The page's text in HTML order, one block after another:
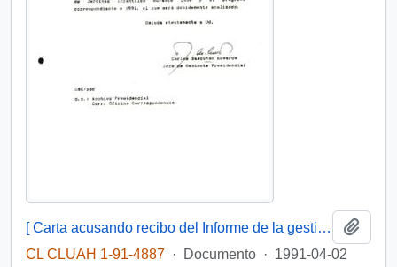
[ Carta acusando recibo del Informe de la gestión realizada por la Junta de Jardines Infantiles durante 1990 y el programa correspondiente a 1991]
CL CLUAH 1-91-4887 · Documento · 1991-04-02